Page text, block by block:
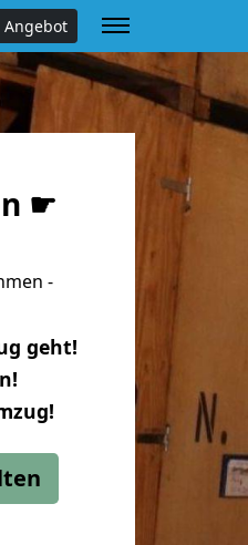
Angebot
☛
-
geht!